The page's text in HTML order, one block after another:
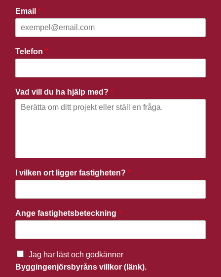
Email *
Telefon *
Vad vill du ha hjälp med? *
I vilken ort ligger fastigheten? *
Ange fastighetsbeteckning *
Jag har läst och godkänner
Byggingenjörsbyråns villkor (länk).